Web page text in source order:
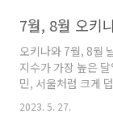
마사지, 호텔, 그랩
행자를 위한 자료
로 도움이 되시기바
행 항공사는 만이 있
일 저렴한 세부 항공
오키나와 7월, 8월
지수가 가장 높은
민, 서울처럼 크게
연이 잘 보존되어 있
바람이 훌륭한 자정
2023. 5. 27.